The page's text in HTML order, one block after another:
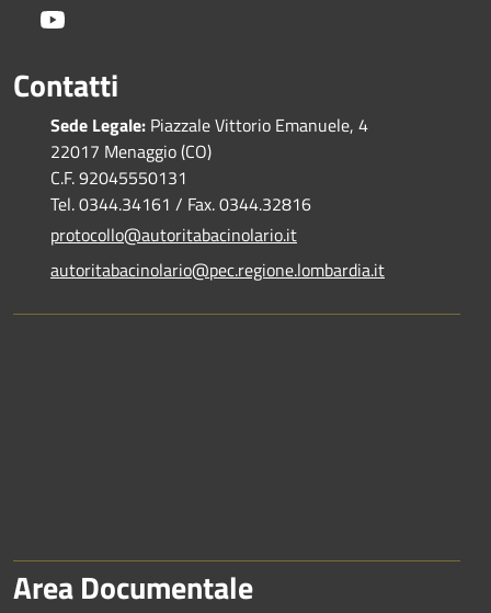
Contatti
Sede Legale: Piazzale Vittorio Emanuele, 4
22017 Menaggio (CO)
C.F. 92045550131
Tel. 0344.34161 / Fax. 0344.32816
protocollo@autoritabacinolario.it
autoritabacinolario@pec.regione.lombardia.it
Area Documentale